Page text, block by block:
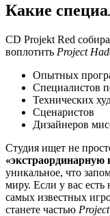
Какие
CD Projekt Red
воплотить Project
Опытных
Специалистов
Технических
Сценаристов
Дизайнеров
Студия ищет не
«экстраординарную
уникальное, что
миру. Если у вас
самых известных
станете частью